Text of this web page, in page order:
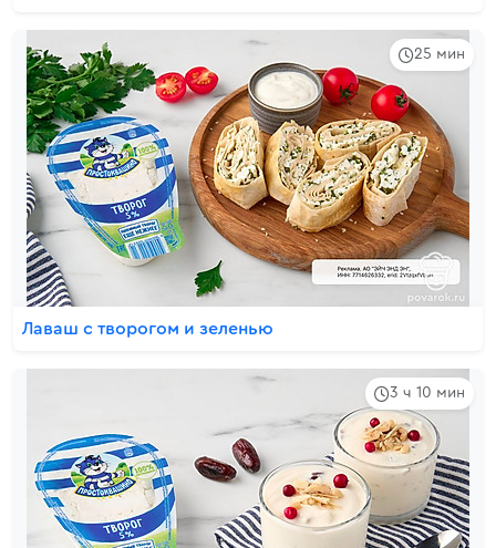
25 мин
Лаваш с творогом и зеленью
3 ч 10 мин